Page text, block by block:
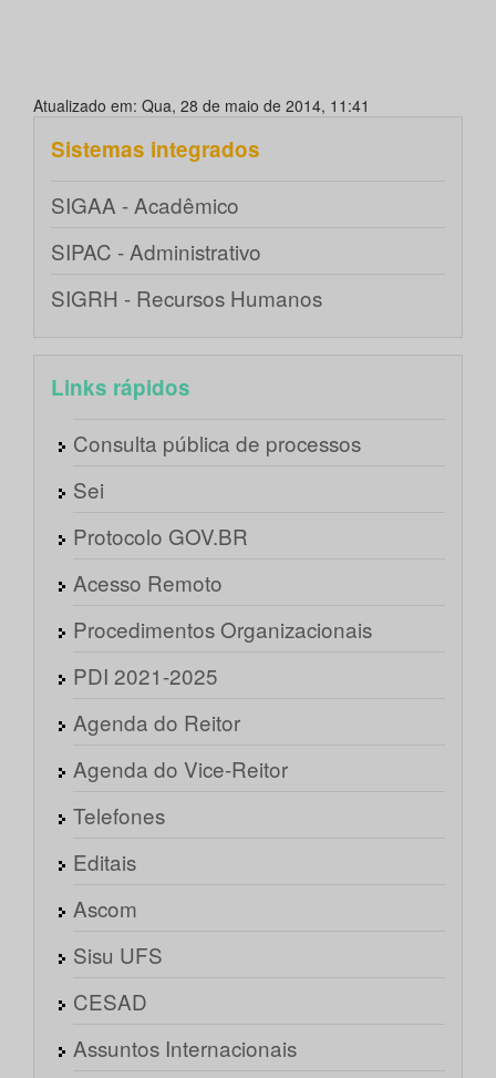
Atualizado em: Qua, 28 de maio de 2014, 11:41
Sistemas integrados
SIGAA - Acadêmico
SIPAC - Administrativo
SIGRH - Recursos Humanos
Links rápidos
Consulta pública de processos
Sei
Protocolo GOV.BR
Acesso Remoto
Procedimentos Organizacionais
PDI 2021-2025
Agenda do Reitor
Agenda do Vice-Reitor
Telefones
Editais
Ascom
Sisu UFS
CESAD
Assuntos Internacionais